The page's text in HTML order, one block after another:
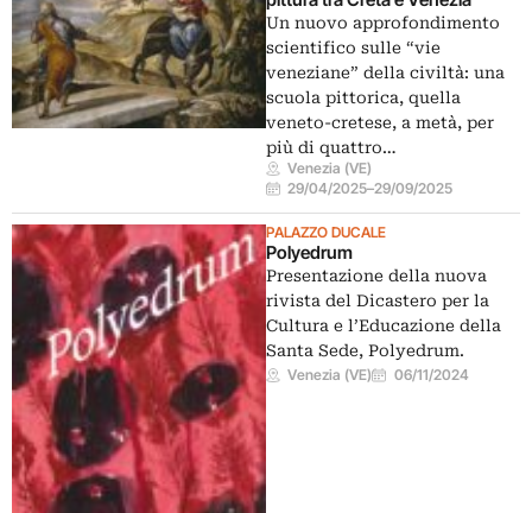
Un nuovo approfondimento
scientifico sulle “vie
veneziane” della civiltà: una
scuola pittorica, quella
veneto-cretese, a metà, per
più di quattro…
Venezia (VE)
29/04/2025–29/09/2025
PALAZZO DUCALE
Polyedrum
Presentazione della nuova
rivista del Dicastero per la
Cultura e l’Educazione della
Santa Sede, Polyedrum.
Venezia (VE) 06/11/2024